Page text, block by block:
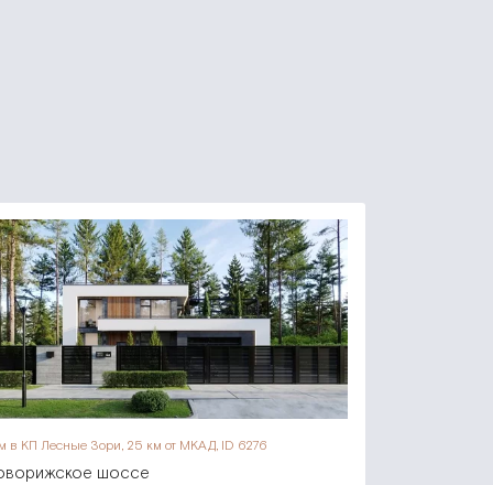
в КП Лесные Зори, 25 км от МКАД, ID 6276
шоссе